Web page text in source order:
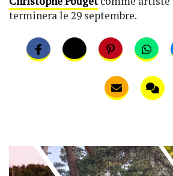
terminera le 29 septembre.